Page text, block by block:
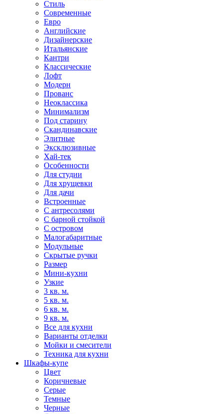
Стиль
Современные
Евро
Английские
Дизайнерские
Итальянские
Кантри
Классические
Лофт
Модерн
Прованс
Неоклассика
Минимализм
Под старину
Скандинавские
Элитные
Эксклюзивные
Хай-тек
Особенности
Для студии
Для хрущевки
Для дачи
Встроенные
С антресолями
С барной стойкой
С островом
Малогабаритные
Модульные
Скрытые ручки
Размер
Мини-кухни
Узкие
3 кв. м.
5 кв. м.
6 кв. м.
9 кв. м.
Все для кухни
Варианты отделки
Мойки и смесители
Техника для кухни
Шкафы-купе
Цвет
Коричневые
Серые
Темные
Черные